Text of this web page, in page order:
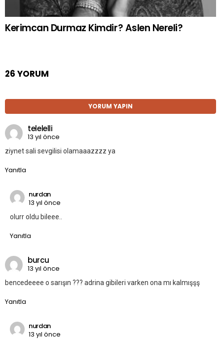
Kerimcan Durmaz Kimdir? Aslen Nereli?
26 YORUM
YORUM YAPIN
telelelli
13 yıl önce
ziynet sali sevgilisi olamaaazzzz ya
Yanıtla
nurdan
13 yıl önce
olurr oldu bileee..
Yanıtla
burcu
13 yıl önce
bencedeeee o sarışın ??? adrina gibileri varken ona mı kalmışşş
Yanıtla
nurdan
13 yıl önce